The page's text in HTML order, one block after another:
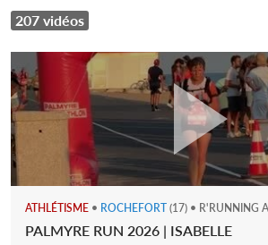
207 vidéos
ATHLÉTISME • ROCHEFORT (17) • R'RUNNING
PALMYRE RUN 2026 | ISABELLE